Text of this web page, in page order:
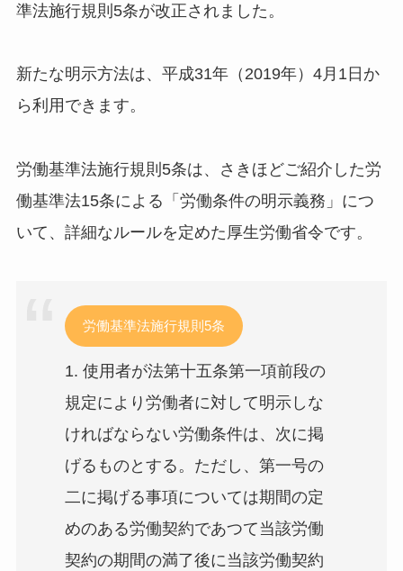
準法施行規則5条が改正されました。
新たな明示方法は、平成31年（2019年）4月1日か
ら利用できます。
労働基準法施行規則5条は、さきほどご紹介した労
働基準法15条による「労働条件の明示義務」につ
いて、詳細なルールを定めた厚生労働省令です。
労働基準法施行規則5条
1. 使用者が法第十五条第一項前段の
規定により労働者に対して明示しな
ければならない労働条件は、次に掲
げるものとする。ただし、第一号の
二に掲げる事項については期間の定
めのある労働契約であつて当該労働
契約の期間の満了後に当該労働契約